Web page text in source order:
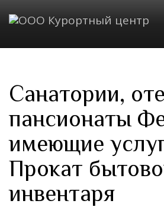
Санатории,
пансионаты
имеющие
Прокат
инвентаря